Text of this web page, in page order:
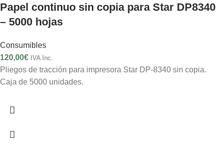
Papel continuo sin copia para Star DP8340
– 5000 hojas
Consumibles
120,00€ IVA Inc.
Pliegos de tracción para impresora Star DP-8340 sin copia.
Caja de 5000 unidades.